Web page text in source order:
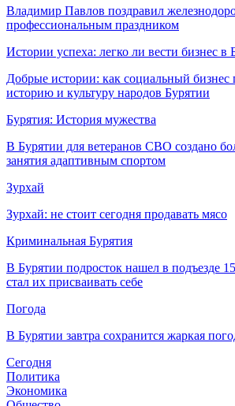
Владимир Павлов поздравил
профессиональным праздником
Истории успеха: легко ли вести бизнес в
Добрые истории: как социальный бизнес
историю и культуру народов Бурятии
Бурятия: История мужества
В Бурятии для ветеранов СВО создано
занятия адаптивным спортом
Зурхай
Зурхай: не стоит сегодня продавать мясо
Криминальная Бурятия
В Бурятии подросток нашел в подъезде
стал их присваивать себе
Погода
В Бурятии завтра сохранится жаркая
Сегодня
Политика
Экономика